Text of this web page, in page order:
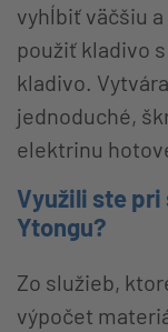
vyhĺbiť väčšiu
použiť kladivo
kladivo.
jednoduché,
elektrinu
Využili ste
Ytongu?
Zo služieb,
výpočet